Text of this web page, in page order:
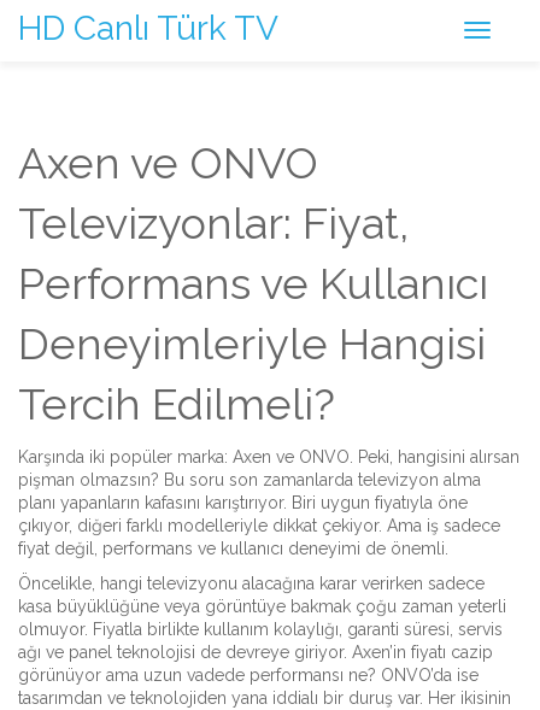
HD Canlı Türk TV
Axen ve ONVO
Televizyonlar: Fiyat,
Performans ve Kullanıcı
Deneyimleriyle Hangisi
Tercih Edilmeli?
Karşında iki popüler marka: Axen ve ONVO. Peki, hangisini alırsan
pişman olmazsın? Bu soru son zamanlarda televizyon alma
planı yapanların kafasını karıştırıyor. Biri uygun fiyatıyla öne
çıkıyor, diğeri farklı modelleriyle dikkat çekiyor. Ama iş sadece
fiyat değil, performans ve kullanıcı deneyimi de önemli.
Öncelikle, hangi televizyonu alacağına karar verirken sadece
kasa büyüklüğüne veya görüntüye bakmak çoğu zaman yeterli
olmuyor. Fiyatla birlikte kullanım kolaylığı, garanti süresi, servis
ağı ve panel teknolojisi de devreye giriyor. Axen’in fiyatı cazip
görünüyor ama uzun vadede performansı ne? ONVO’da ise
tasarımdan ve teknolojiden yana iddialı bir duruş var. Her ikisinin